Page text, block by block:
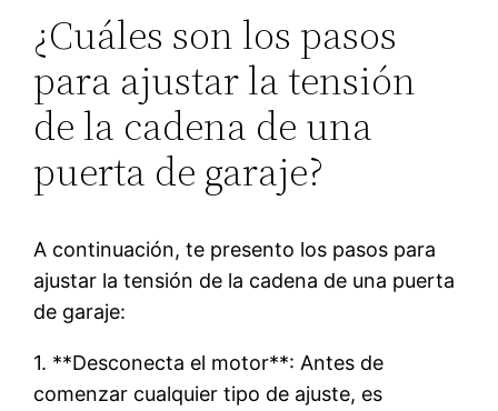
¿Cuáles son los pasos
para ajustar la tensión
de la cadena de una
puerta de garaje?
A continuación, te presento los pasos para
ajustar la tensión de la cadena de una puerta
de garaje:
1. **Desconecta el motor**: Antes de
comenzar cualquier tipo de ajuste, es